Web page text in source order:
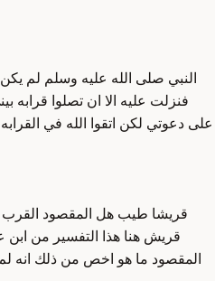
النبي صلى الله عليه وسلم لم
فنزلت عليه الا ان تصلوا قرابه
على دعوتي لكن اتقوا الله في
قريشا طيب هل المقصود القرب
قريش هنا هذا التفسير من ابن
المقصود ما هو اخص من ذلك انه